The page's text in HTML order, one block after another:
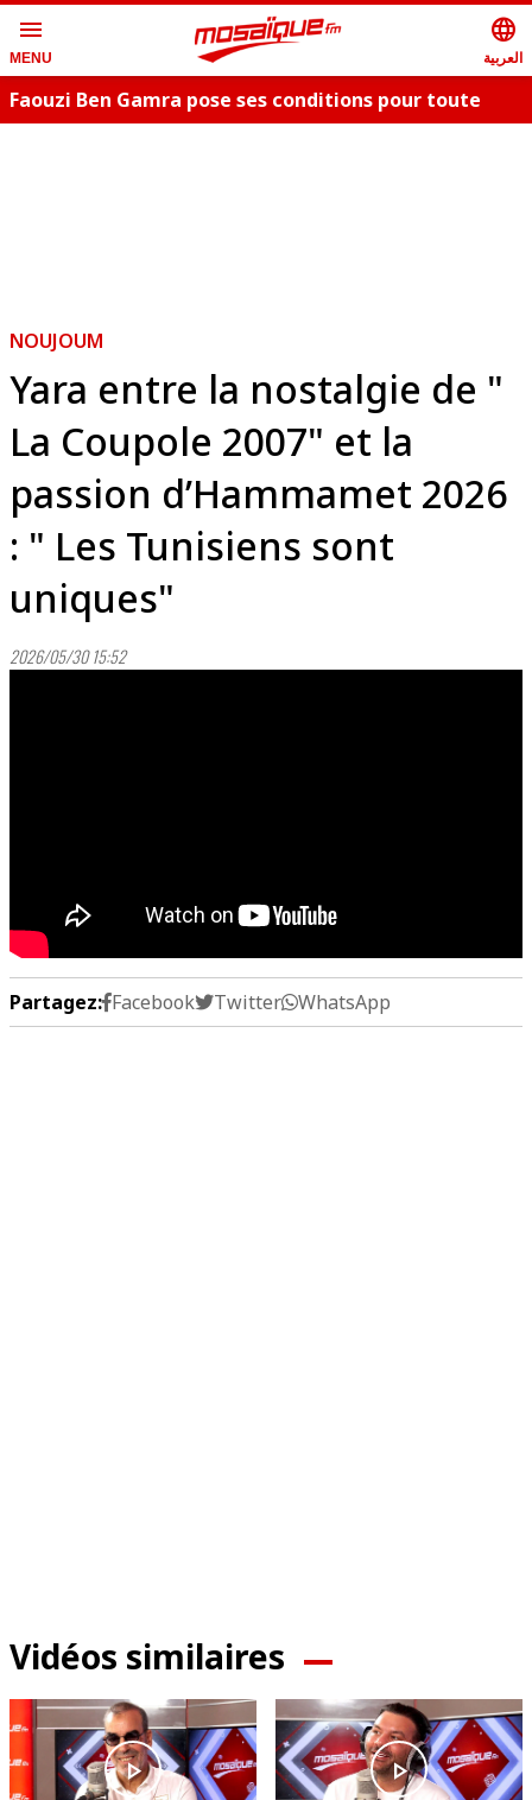
menu
MENU
language
العربية
Faouzi Ben Gamra pose ses conditions pour toute
NOUJOUM
Yara entre la nostalgie de "
La Coupole 2007" et la
passion d’Hammamet 2026
: " Les Tunisiens sont
uniques"
2026/05/30 15:52
Partagez: Facebook Twitter WhatsApp
Vidéos similaires
play_arrow play_arrow